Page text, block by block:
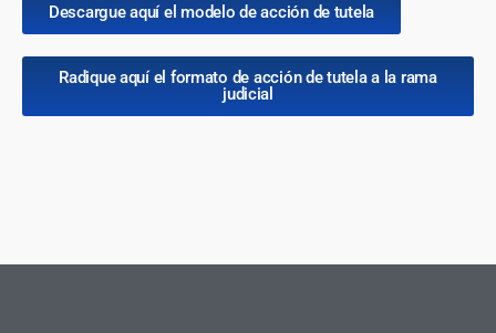
Descargue aquí el modelo de acción de tutela
Radique aquí el formato de acción de tutela a la rama
judicial